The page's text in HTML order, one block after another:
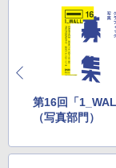
第16回「
（写真部門）